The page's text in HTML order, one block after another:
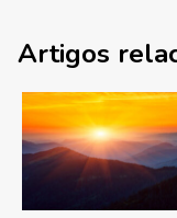
Artigos